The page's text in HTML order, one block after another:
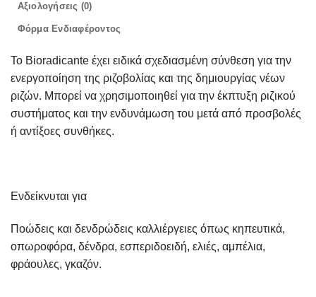
Αξιολογήσεις (0)
Φόρμα Ενδιαφέροντος
Το Bioradicante έχει ειδικά σχεδιασμένη σύνθεση για την
ενεργοποίηση της ριζοβολίας και της δημιουργίας νέων
ριζών. Μπορεί να χρησιμοποιηθεί για την έκπτυξη ριζικού
συστήματος και την ενδυνάμωση του μετά από προσβολές
ή αντίξοες συνθήκες.
Ενδείκνυται για
Ποώδεις και δενδρώδεις καλλιέργειες όπως κηπευτικά,
οπωροφόρα, δένδρα, εσπεριδοειδή, ελιές, αμπέλια,
φράουλες, γκαζόν.